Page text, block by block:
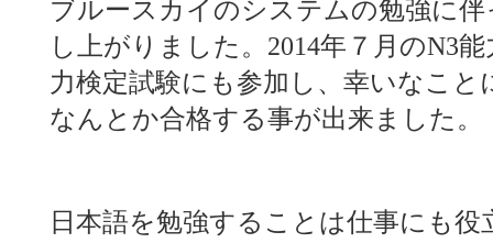
ブルースカイのシステムの勉強に
し上がりました。2014年７月のN3
力検定試験にも参加し、幸いなこと
なんとか合格する事が出来ました。
日本語を勉強することは仕事にも